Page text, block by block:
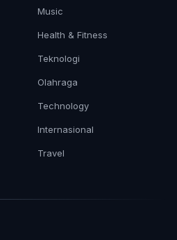
Music
Health & Fitness
Teknologi
Olahraga
Technology
Internasional
Travel